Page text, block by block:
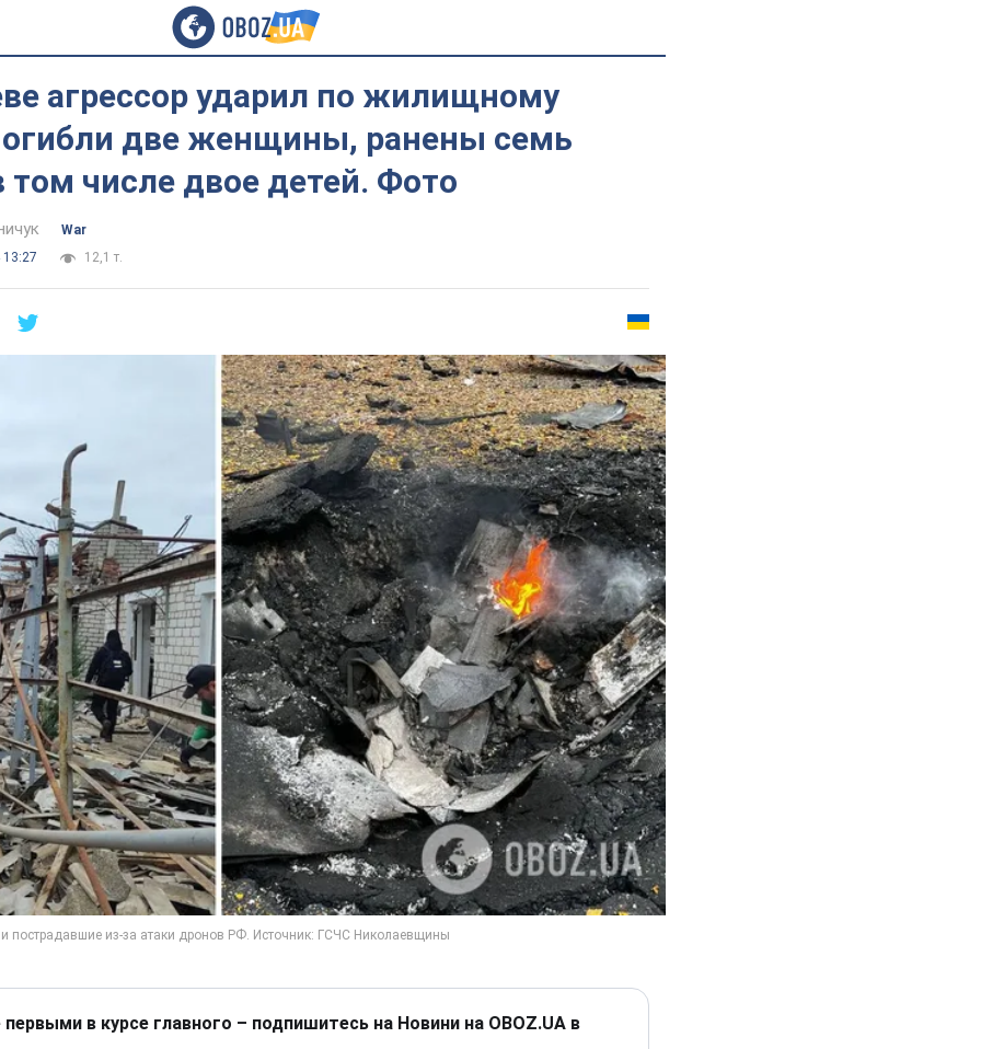
агрессор ударил по жилищному
две женщины, ранены семь
том числе двое детей. Фото
War
12,1 т.
первыми в курсе главного – подпишитесь на Новини на OBOZ.UA в